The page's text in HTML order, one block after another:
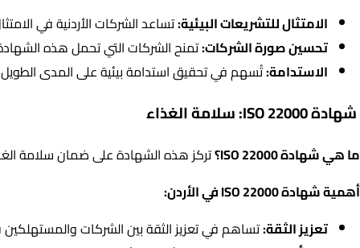
الامتثال للتشريعات البيئية:تساعد الشركات الأردنية في
تحسين صورة الشركات:تمنح الشركات التي تحمل هذه
الاستدامة:تُسهم في تحقيق استدامة بيئية على المدى
شهادة ISO 22000: سلامة الغذاء
ما هي شهادة ISO 22000؟
تركز هذه الشهادة على ضمان سلامة
أهمية شهادة ISO 22000 في الأردن:
تعزيز الثقة:تساهم في تعزيز الثقة بين الشركات